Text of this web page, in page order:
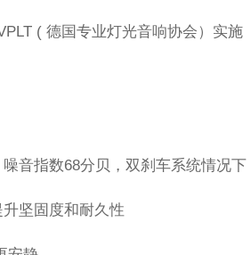
( 德国专业灯光音响协会）实施
音指数68分贝，双刹车系统情况下
坚固度和耐久性